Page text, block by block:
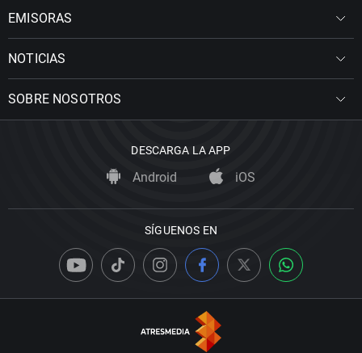
EMISORAS
NOTICIAS
SOBRE NOSOTROS
DESCARGA LA APP
Android iOS
SÍGUENOS EN